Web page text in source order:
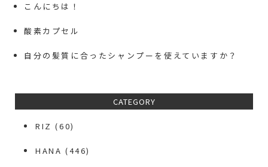
こんにちは！
酸素カプセル
自分の髪質に合ったシャンプーを使えていますか？
CATEGORY
RIZ (60)
HANA (446)